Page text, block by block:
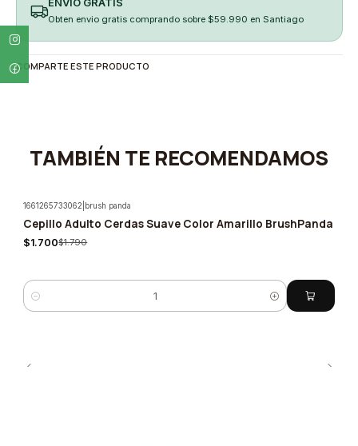
Obten envio gratis comprando sobre $59.990 en Santiago
COMPARTE ESTE PRODUCTO
TAMBIÉN TE RECOMENDAMOS
-5%
1661265733062 brush panda
Cepillo Adulto Cerdas Suave Color Amarillo BrushPanda
$1.700$1.790
Cantidad